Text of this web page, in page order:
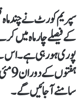
سپریم کورٹ نے چند
پوری ہو رہی ہے۔ اس
سامنے آ جائیں گے۔